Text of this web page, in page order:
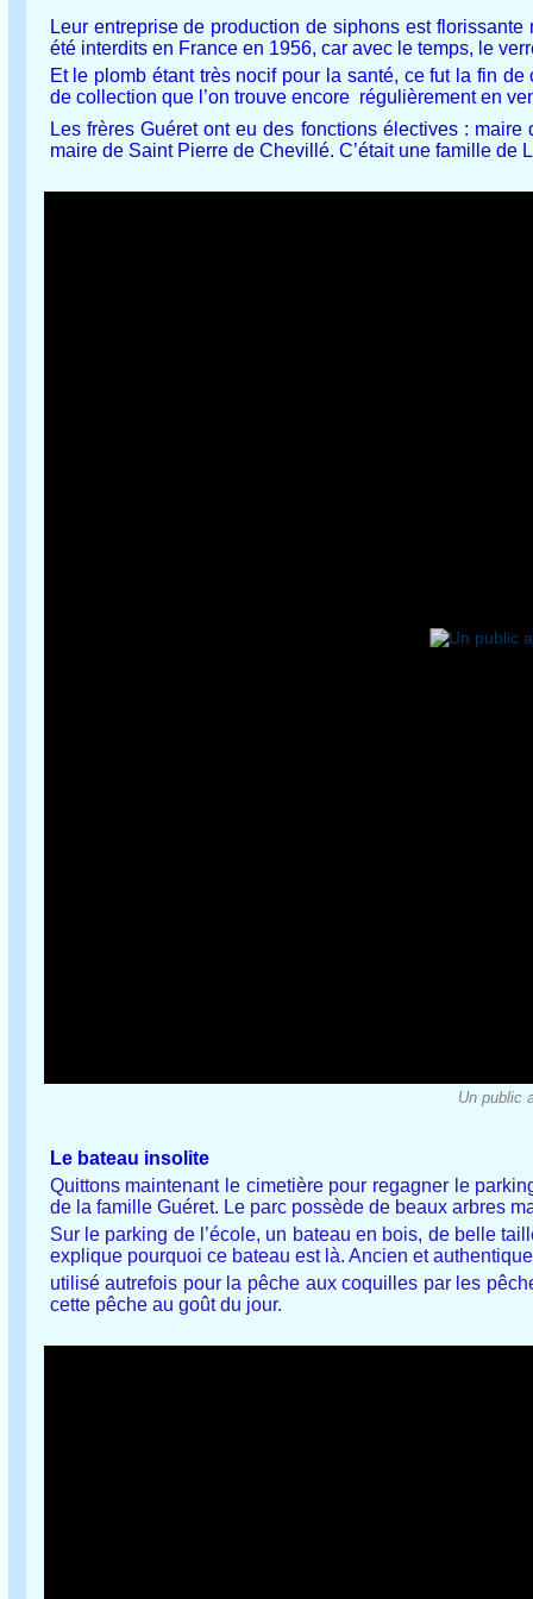
Leur entreprise de production de siphons est
été interdits en France en 1956, car avec le temps, le
Et le plomb étant très nocif pour la santé, ce fut la fin
de collection que l’on trouve encore régulièrement en
Les frères Guéret ont eu des fonctions électives :
maire de Saint Pierre de Chevillé. C’était une famille de
Un public
Le bateau insolite
Quittons maintenant le cimetière pour regagner le
de la famille Guéret. Le parc possède de beaux arbres
Sur le parking de l’école, un bateau en bois, de belle
explique pourquoi ce bateau est là. Ancien et
utilisé autrefois pour la pêche aux coquilles par les
cette pêche au goût du jour.